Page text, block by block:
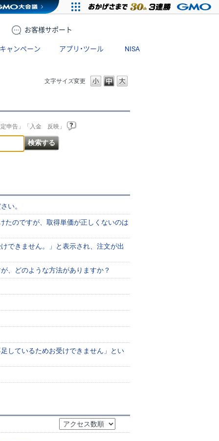
お客様サポート
キャンペーン アプリ・ツール NISA
文字サイズ変更
申告」「入金 反映」
い。
たのですが、取得単価が正しくないのは
できません。」と表示され、注文が出
、どのような方法がありますか？
しているためお受けできません」とい